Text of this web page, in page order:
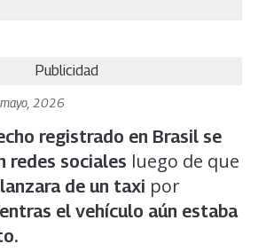
Publicidad
2026
registrado en Brasil se
redes sociales luego de que
de un taxi por
el vehículo aún estaba